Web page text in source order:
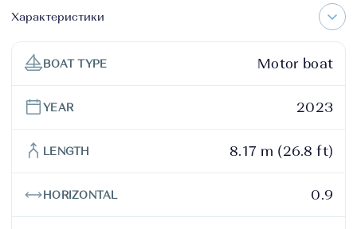
Характеристики
BOAT TYPE Motor boat
YEAR 2023
LENGTH 8.17 m (26.8 ft)
HORIZONTAL 0.9